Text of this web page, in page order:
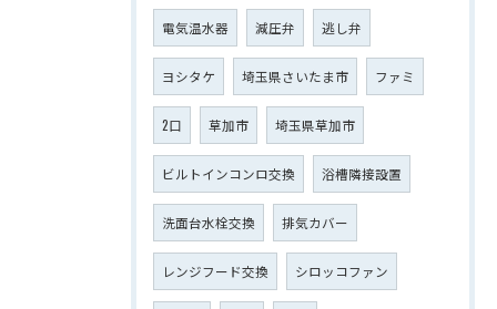
電気温水器 減圧弁 逃し弁
ヨシタケ 埼玉県さいたま市 ファミ
2口 草加市 埼玉県草加市
ビルトインコンロ交換 浴槽隣接設置
洗面台水栓交換 排気カバー
レンジフード交換 シロッコファン